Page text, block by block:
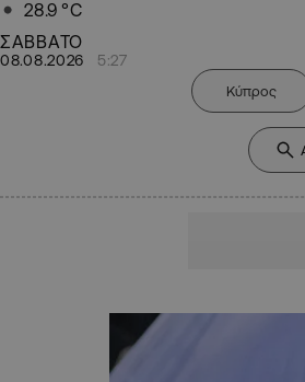
28.9 °C
ΣΑΒΒΑΤΟ
08.08.2026 5:27
Κύπρος